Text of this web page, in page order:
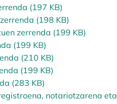
(197 KB)
(198 KB)
zerrenda (199 KB)
(199 KB)
(210 KB)
(199 KB)
(283 KB)
notariotzarena eta